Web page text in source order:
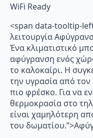
WiFi Ready
<span data-tooltip-
λειτουργία
Ένα κλιματιστικό
αφύγρανση ενός
το καλοκαίρι. Η
την υγρασία από τον
πιο φρέσκο. Για να
θερμοκρασία στο
είναι χαμηλότερη
του